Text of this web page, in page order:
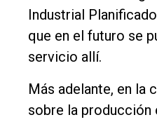
Industrial
que en el futuro se
servicio allí.
Más adelante, en la
sobre la producción